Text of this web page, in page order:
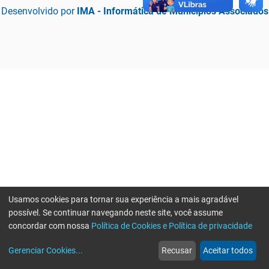
Desenvolvido por IMA - Informática de Municípios Associados
web
Notícias
more_horiz
Mais
Usamos cookies para tornar sua experiência a mais agradável
possível. Se continuar navegando neste site, você assume
concordar com nossa Política de Cookies e Política de privacidade
Gerenciar Cookies... Recusar Aceitar todos
Erro ao enviar informações, por favor tente novamente